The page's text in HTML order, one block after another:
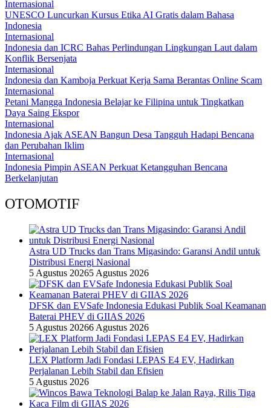
Internasional
UNESCO Luncurkan Kursus Etika AI Gratis dalam Bahasa
Indonesia
Internasional
Indonesia dan ICRC Bahas Perlindungan Lingkungan Laut dalam
Konflik Bersenjata
Internasional
Indonesia dan Kamboja Perkuat Kerja Sama Berantas Online Scam
Internasional
Petani Mangga Indonesia Belajar ke Filipina untuk Tingkatkan
Daya Saing Ekspor
Internasional
Indonesia Ajak ASEAN Bangun Desa Tangguh Hadapi Bencana
dan Perubahan Iklim
Internasional
Indonesia Pimpin ASEAN Perkuat Ketangguhan Bencana
Berkelanjutan
OTOMOTIF
Astra UD Trucks dan Trans Migasindo: Garansi Andil untuk
Distribusi Energi Nasional
5 Agustus 20265 Agustus 2026
DFSK dan EVSafe Indonesia Edukasi Publik Soal Keamanan
Baterai PHEV di GIIAS 2026
5 Agustus 20266 Agustus 2026
LEX Platform Jadi Fondasi LEPAS E4 EV, Hadirkan
Perjalanan Lebih Stabil dan Efisien
5 Agustus 2026